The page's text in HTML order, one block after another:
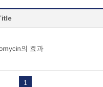
의 효과
1